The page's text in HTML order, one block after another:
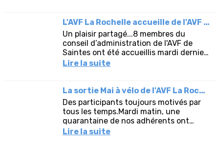
L'AVF La Rochelle accueille de l'AVF Saintes
Un plaisir partagé...8 membres du
conseil d’administration de l'AVF de
Saintes ont été accueillis mardi dernier
par Gérard et Brigitte, président et
Lire la suite
La sortie Mai à vélo de l'AVF La Rochelle
Des participants toujours motivés par
tous les temps.Mardi matin, une
quarantaine de nos adhérents ont
répondu à notre invitation malgré une
Lire la suite